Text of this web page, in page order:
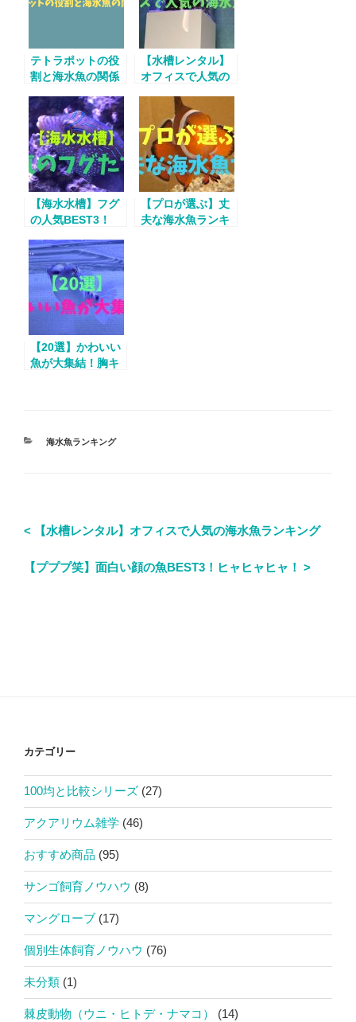
テトラポットの役
割と海水魚の関係
【水槽レンタル】
オフィスで人気の
【海水水槽】フグ
の人気BEST3！
【プロが選ぶ】丈
夫な海水魚ランキ
【20選】かわいい
魚が大集結！胸キ
海水魚ランキング
< 【水槽レンタル】オフィスで人気の海水魚ランキング
【プププ笑】面白い顔の魚BEST3！ヒャヒャヒャ！ >
カテゴリー
100均と比較シリーズ (27)
アクアリウム雑学 (46)
おすすめ商品 (95)
サンゴ飼育ノウハウ (8)
マングローブ (17)
個別生体飼育ノウハウ (76)
未分類 (1)
棘皮動物（ウニ・ヒトデ・ナマコ） (14)